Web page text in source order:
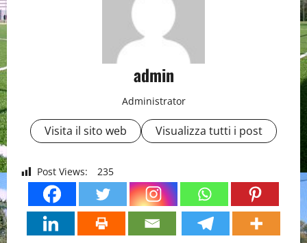
admin
Administrator
Visita il sito web Visualizza tutti i post
Post Views: 235